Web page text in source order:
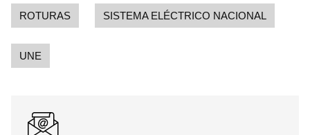
ROTURAS SISTEMA ELÉCTRICO NACIONAL
UNE